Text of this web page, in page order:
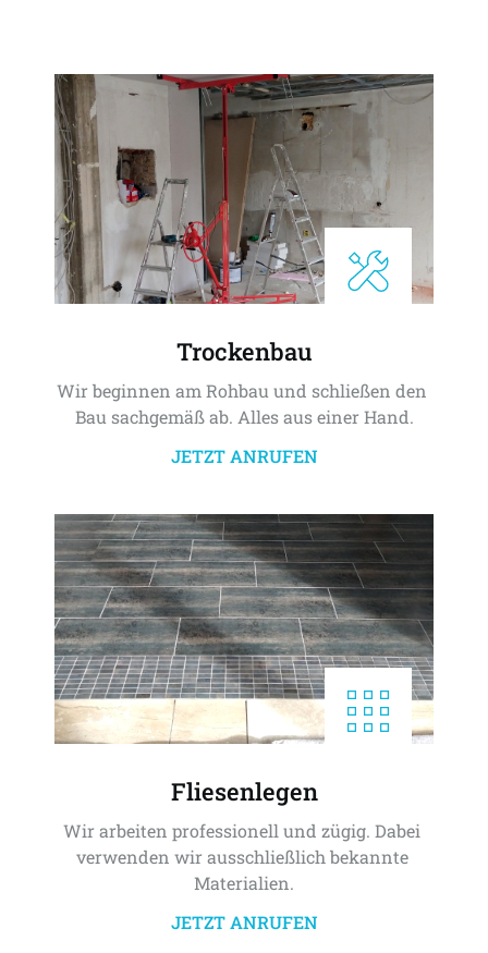
Trockenbau
Wir beginnen am Rohbau und schließen den
Bau sachgemäß ab. Alles aus einer Hand.
JETZT ANRUFEN
Fliesenlegen
Wir arbeiten professionell und zügig. Dabei
verwenden wir ausschließlich bekannte
Materialien.
JETZT ANRUFEN